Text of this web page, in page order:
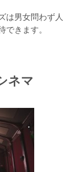
は男女問わず人
できます。
ネマ